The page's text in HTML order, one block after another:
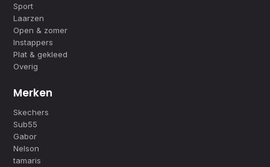
Sport
Laarzen
Open & zomer
Instappers
Plat & gekleed
Overig
Merken
Skechers
Sub55
Gabor
Nelson
tamaris